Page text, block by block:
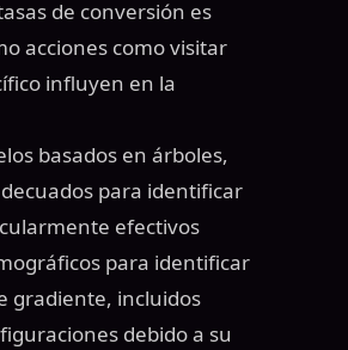
de conversión es
acciones como visitar
influyen en la
basados en árboles,
para identificar
efectivos
para identificar
gradiente, incluidos
debido a su